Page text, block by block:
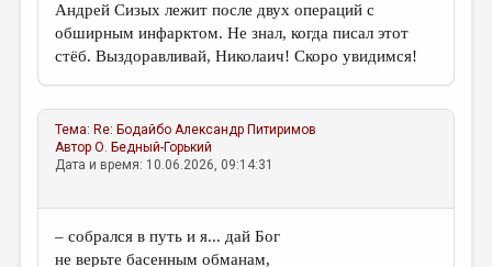
Андрей Сизых лежит после двух операций с
обширным инфарктом. Не знал, когда писал этот
стёб. Выздоравливай, Николаич! Скоро увидимся!
Тема: Re: Бодайбо Александр Питиримов
АвторО. Бедный-Горький
Дата и время: 10.06.2026, 09:14:31
– собрался в путь и я... дай Бог
не верьте басенным обманам,